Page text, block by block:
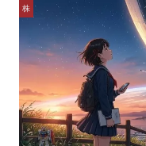
株